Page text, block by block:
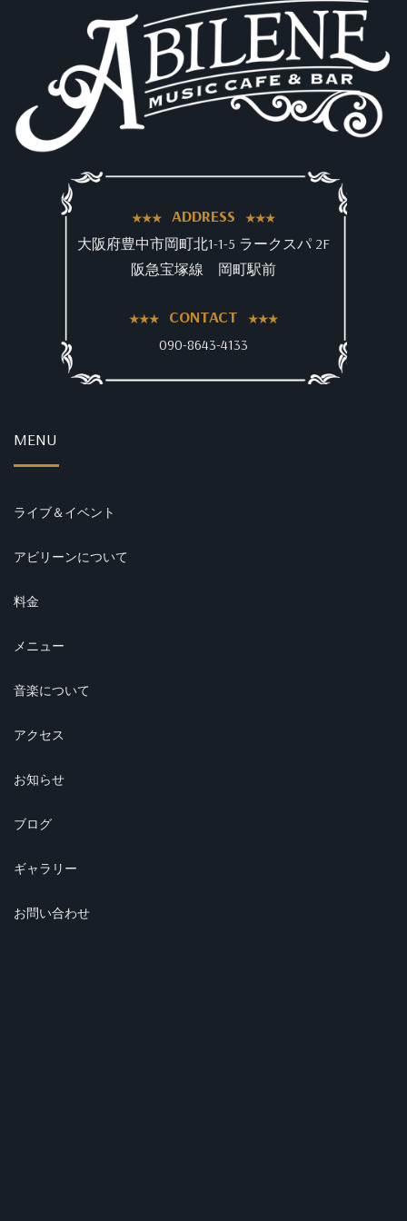
ADDRESS
大阪府豊中市岡町北1-1-5 ラークスパ 2F
阪急宝塚線 岡町駅前
CONTACT
090-8643-4133
MENU
ライブ＆イベント
アビリーンについて
料金
メニュー
音楽について
アクセス
お知らせ
ブログ
ギャラリー
お問い合わせ